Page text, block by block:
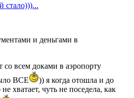
стало)))...
и деньгами в
со всем доками в аэропорту
ВСЕ
)) я когда отошла и до
хватает, чуть не поседела, как